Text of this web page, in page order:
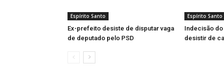
Espírito Santo
Ex-prefeito desiste de disputar vaga
de deputado pelo PSD
Espírito Santo
Indecisão
desistir de